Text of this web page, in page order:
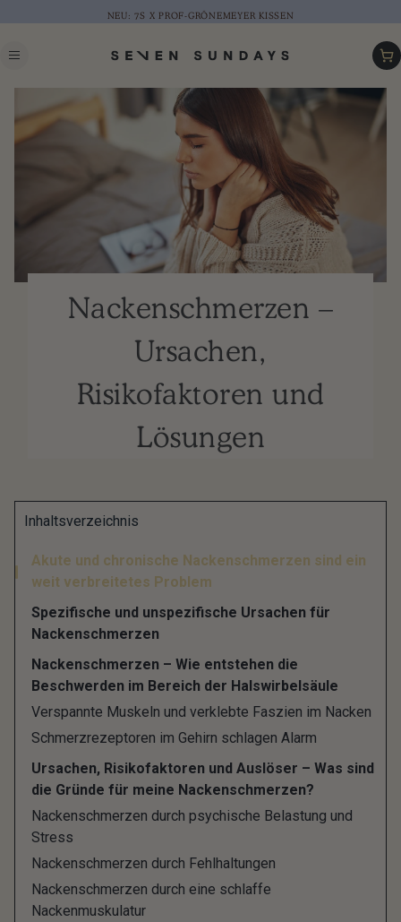
NEU: 7S X PROF-GRÖNEMEYER KISSEN
Nackenschmerzen –
Ursachen,
Risikofaktoren und
Lösungen
Inhaltsverzeichnis
Akute und chronische Nackenschmerzen sind ein
weit verbreitetes Problem
Spezifische und unspezifische Ursachen für
Nackenschmerzen
Nackenschmerzen – Wie entstehen die
Beschwerden im Bereich der Halswirbelsäule
Verspannte Muskeln und verklebte Faszien im Nacken
Schmerzrezeptoren im Gehirn schlagen Alarm
Ursachen, Risikofaktoren und Auslöser – Was sind
die Gründe für meine Nackenschmerzen?
Nackenschmerzen durch psychische Belastung und
Stress
Nackenschmerzen durch Fehlhaltungen
Nackenschmerzen durch eine schlaffe
Nackenmuskulatur
Fühlt sich Dein Nackenbereich schon beim
in der Nacht verlegen, war es der kühle Luftzug,
Nacken gespürt hattest oder doch das lange,
Muskuläre Verspannungen im Nackenbereich sind
die häufigste Ursache für einen steifen,
schmerzhaften Hals und sie treten sehr häufig
nach dem Schlaf am nächsten Morgen auf.
Nackenschmerzen stehen oft auch als Synonym
für einen steifen Nacken oder steifen Hals,
Zervikalsyndrom oder HWS-Syndrom
(Halswirbelsäulen-Syndrom).